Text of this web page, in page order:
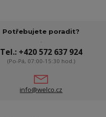
Potřebujete poradit?
Tel.: +420 572 637 924
(Po-Pá, 07:00-15:30 hod.)
info@welco.cz